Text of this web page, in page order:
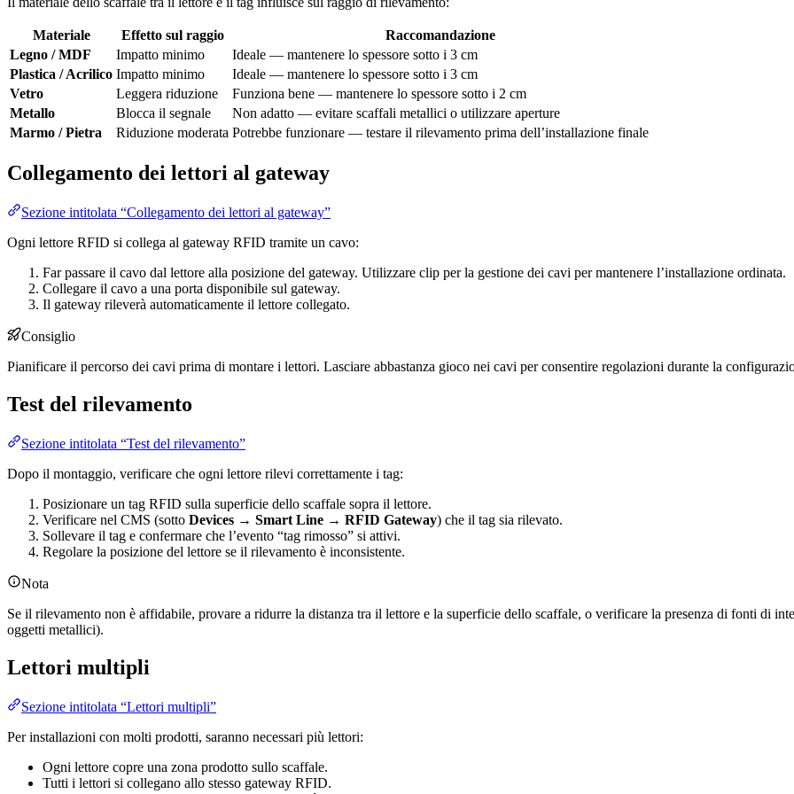
Materiale Effetto sul raggio
Raccomandazione
Legno / MDF
Impatto minimo
Ideale — mantenere lo spessore sotto i 3 cm
Plastica / Acrilico Impatto minimo
Ideale — mantenere lo spessore sotto i 3 cm
Vetro
Leggera riduzione
Funziona bene — mantenere lo spessore sotto i 2 cm
Metallo
Blocca il segnale
Non adatto — evitare scaffali metallici o utilizzare aperture
Marmo / Pietra
Riduzione moderata Potrebbe funzionare — testare il rilevamento prima dell’installazione finale
Collegamento dei lettori al gateway
Sezione intitolata “Collegamento dei lettori al gateway”
Ogni lettore RFID si collega al gateway RFID tramite un cavo:
Far passare il cavo dal lettore alla posizione del gateway. Utilizzare clip per la gestione dei cavi per mantenere l’installazione ordinata.
Collegare il cavo a una porta disponibile sul gateway.
Il gateway rileverà automaticamente il lettore collegato.
Consiglio
Pianificare il percorso dei cavi prima di montare i lettori. Lasciare abbastanza gioco nei cavi per consentire regolazioni durante la
Test del rilevamento
Sezione intitolata “Test del rilevamento”
Dopo il montaggio, verificare che ogni lettore rilevi correttamente i tag:
Posizionare un tag RFID sulla superficie dello scaffale sopra il lettore.
Verificare nel CMS (sotto Devices → Smart Line → RFID Gateway) che il tag sia rilevato.
Sollevare il tag e confermare che l’evento “tag rimosso” si attivi.
Regolare la posizione del lettore se il rilevamento è inconsistente.
Nota
Se il rilevamento non è affidabile, provare a ridurre la distanza tra il lettore e la superficie dello scaffale, o verificare la presenza di fonti di
oggetti metallici).
Lettori multipli
Sezione intitolata “Lettori multipli”
Per installazioni con molti prodotti, saranno necessari più lettori:
Ogni lettore copre una zona prodotto sullo scaffale.
Tutti i lettori si collegano allo stesso gateway RFID.